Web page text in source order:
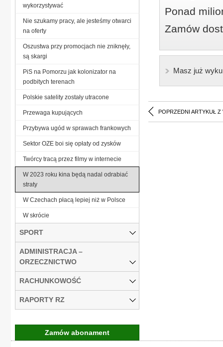
Ponad
Zamów
Masz już
POPRZEDNI ARTYKUŁ Z
wykorzystywać
Nie szukamy pracy, ale jesteśmy otwarci
na oferty
Oszustwa przy promocjach nie zniknęły,
są skargi
PiS na Pomorzu jak kolonizator na
podbitych terenach
Polskie satelity zostały utracone
Przewaga kupujących
Przybywa ugód w sprawach frankowych
Sektor OZE boi się opłaty od zysków
Twórcy tracą przez filmy w internecie
W 2023 roku kina będą nadal odrabiać
straty
W Czechach płacą lepiej niż w Polsce
W skrócie
SPORT
ADMINISTRACJA –
ORZECZNICTWO
RACHUNKOWOŚĆ
RAPORTY RZ
Zamów abonament